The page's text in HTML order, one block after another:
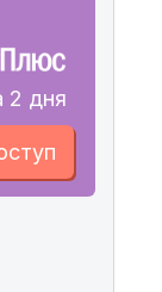
2 дня